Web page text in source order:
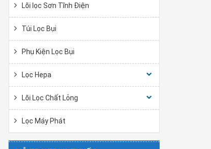
Lõi lọc Sơn Tĩnh Điện
Túi Lọc Bụi
Phụ Kiện Lọc Bụi
Lọc Hepa
Lõi Lọc Chất Lỏng
Lọc Máy Phát